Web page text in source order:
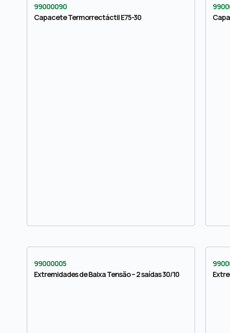
99000090
Capacete Termorrectáctil E75-30
99000005
Extremidades de Baixa Tensão – 2 saídas 30/10